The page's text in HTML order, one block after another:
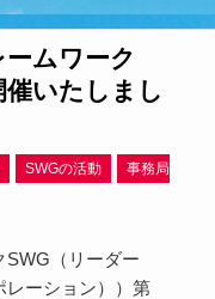
ムワーク
催いたしまし
SWGの活動
事務局
SWG（リーダー
レーション））第